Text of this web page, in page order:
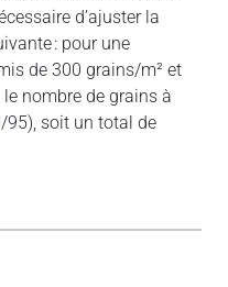
d’ajuster la
: pour une
de 300 grains/m² et
nombre de grains à
95), soit un total de